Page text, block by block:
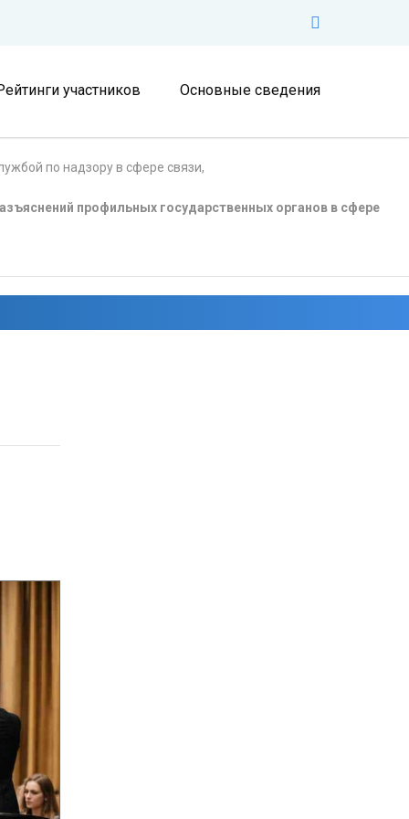
участников Основные сведения
по надзору в сфере связи,
профильных государственных органов в сфере